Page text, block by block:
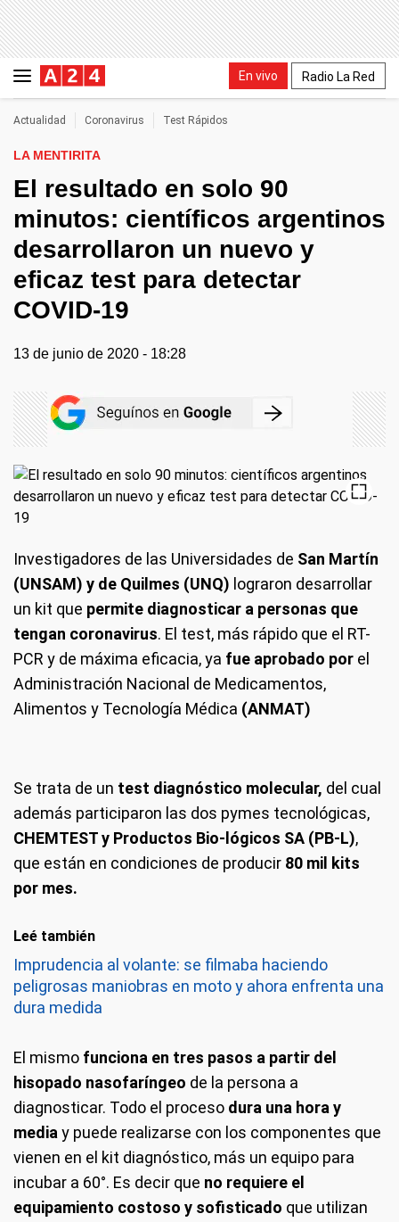
En vivo Radio La Red
Actualidad Coronavirus Test Rápidos
LA MENTIRITA
El resultado en solo 90
minutos: científicos argentinos
desarrollaron un nuevo y
eficaz test para detectar
COVID-19
13 de junio de 2020 - 18:28
Investigadores de las Universidades de San Martín
(UNSAM) y de Quilmes (UNQ) lograron desarrollar
un kit que permite diagnosticar a personas que
tengan coronavirus. El test, más rápido que el RT-
PCR y de máxima eficacia, ya fue aprobado por el
Administración Nacional de Medicamentos,
Alimentos y Tecnología Médica (ANMAT)
Se trata de un test diagnóstico molecular, del cual
además participaron las dos pymes tecnológicas,
CHEMTEST y Productos Bio-lógicos SA (PB-L),
que están en condiciones de producir 80 mil kits
por mes.
Leé también
Imprudencia al volante: se filmaba haciendo
peligrosas maniobras en moto y ahora enfrenta una
dura medida
El mismo funciona en tres pasos a partir del
hisopado nasofaríngeo de la persona a
diagnosticar. Todo el proceso dura una hora y
media y puede realizarse con los componentes que
vienen en el kit diagnóstico, más un equipo para
incubar a 60°. Es decir que no requiere el
equipamiento costoso y sofisticado que utilizan